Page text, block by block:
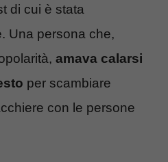
di cui è stata
Una persona che,
amava calarsi
per scambiare
con le persone